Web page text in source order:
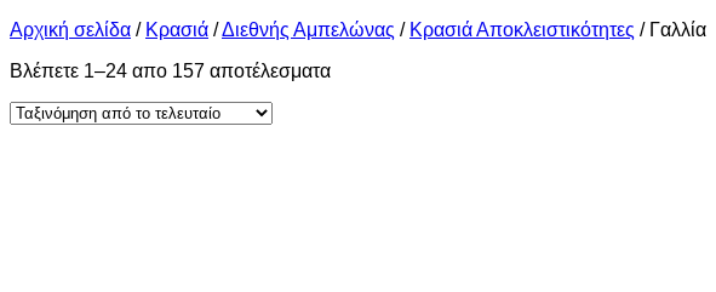
Αρχική σελίδα / Κρασιά /Διεθνής Αμπελώνας / Κρασιά Αποκλειστικότητες /Γαλλία
Βλέπετε 1–24 απο 157 αποτέλεσματαSorted